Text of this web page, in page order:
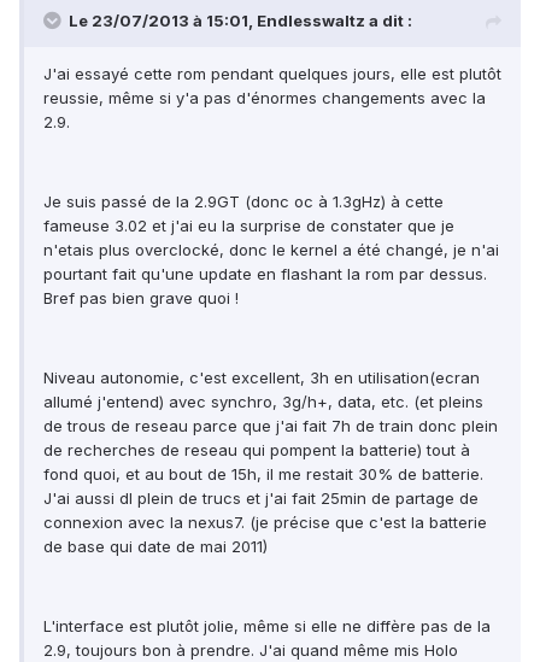
Le 23/07/2013 à 15:01, Endlesswaltz a dit :
J'ai essayé cette rom pendant quelques jours, elle est plutôt
reussie, même si y'a pas d'énormes changements avec la
2.9.
Je suis passé de la 2.9GT (donc oc à 1.3gHz) à cette
fameuse 3.02 et j'ai eu la surprise de constater que je
n'etais plus overclocké, donc le kernel a été changé, je n'ai
pourtant fait qu'une update en flashant la rom par dessus.
Bref pas bien grave quoi !
Niveau autonomie, c'est excellent, 3h en utilisation(ecran
allumé j'entend) avec synchro, 3g/h+, data, etc. (et pleins
de trous de reseau parce que j'ai fait 7h de train donc plein
de recherches de reseau qui pompent la batterie) tout à
fond quoi, et au bout de 15h, il me restait 30% de batterie.
J'ai aussi dl plein de trucs et j'ai fait 25min de partage de
connexion avec la nexus7. (je précise que c'est la batterie
de base qui date de mai 2011)
L'interface est plutôt jolie, même si elle ne diffère pas de la
2.9, toujours bon à prendre. J'ai quand même mis Holo